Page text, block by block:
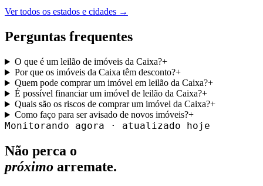
Ver todos os estados e cidades →
Perguntas frequentes
O que é um leilão de imóveis da Caixa?+
Por que os imóveis da Caixa têm desconto?+
Quem pode comprar um imóvel em leilão da Caixa?+
É possível financiar um imóvel de leilão da Caixa?+
Quais são os riscos de comprar um imóvel da Caixa?+
Como faço para ser avisado de novos imóveis?+
Monitorando agora · atualizado hoje
Não perca o
próximo arremate.